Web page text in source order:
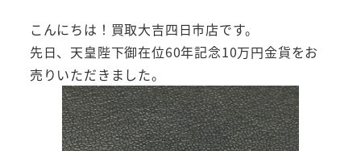
こんにちは！買取大吉四日市店です。
先日、天皇陛下御在位60年記念10万円金貨をお
売りいただきました。